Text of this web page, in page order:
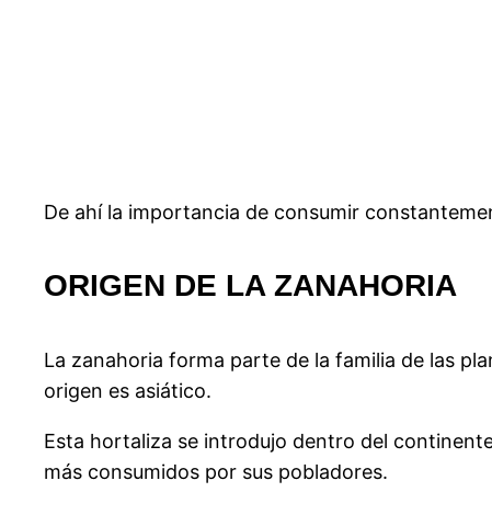
De ahí la importancia de consumir
ORIGEN DE LA ZANAHORIA
La zanahoria forma parte de la familia de las
origen es asiático.
Esta hortaliza se introdujo dentro del
más consumidos por sus pobladores.